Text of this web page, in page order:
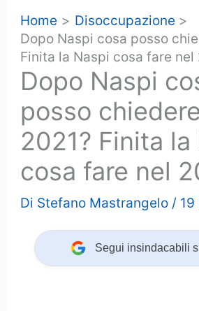
Home
Disoccupazione
Dopo Naspi cosa posso
Finita la Naspi cosa fare nel
Dopo Naspi
posso
2021? Finita la
cosa fare nel
Di Stefano Mastrangelo / 19
Segui insindacabili